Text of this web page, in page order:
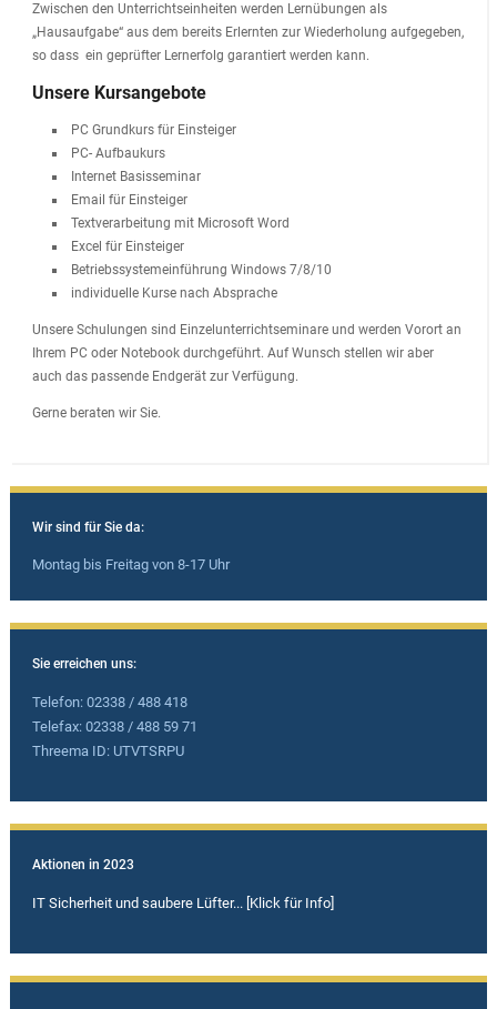
Zwischen den Unterrichtseinheiten werden Lernübungen als
„Hausaufgabe“ aus dem bereits Erlernten zur Wiederholung aufgegeben,
so dass ein geprüfter Lernerfolg garantiert werden kann.
Unsere Kursangebote
PC Grundkurs für Einsteiger
PC- Aufbaukurs
Internet Basisseminar
Email für Einsteiger
Textverarbeitung mit Microsoft Word
Excel für Einsteiger
Betriebssystemeinführung Windows 7/8/10
individuelle Kurse nach Absprache
Unsere Schulungen sind Einzelunterrichtseminare und werden Vorort an
Ihrem PC oder Notebook durchgeführt. Auf Wunsch stellen wir aber
auch das passende Endgerät zur Verfügung.
Gerne beraten wir Sie.
Wir sind für Sie da:
Montag bis Freitag von 8-17 Uhr
Sie erreichen uns:
Telefon: 02338 / 488 418
Telefax: 02338 / 488 59 71
Threema ID: UTVTSRPU
Aktionen in 2023
IT Sicherheit und saubere Lüfter... [Klick für Info]